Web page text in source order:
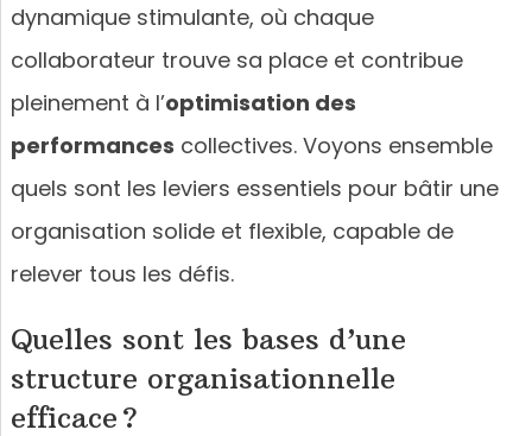
dynamique stimulante, où chaque
collaborateur trouve sa place et contribue
pleinement à l’optimisation des
performances collectives. Voyons ensemble
quels sont les leviers essentiels pour bâtir une
organisation solide et flexible, capable de
relever tous les défis.
Quelles sont les bases d’une
structure organisationnelle
efficace ?